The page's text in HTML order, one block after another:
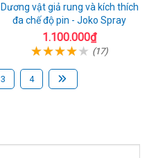
Dương vật giả rung và kích thích
đa chế độ pin - Joko Spray
1.100.000₫
(17)
3 4